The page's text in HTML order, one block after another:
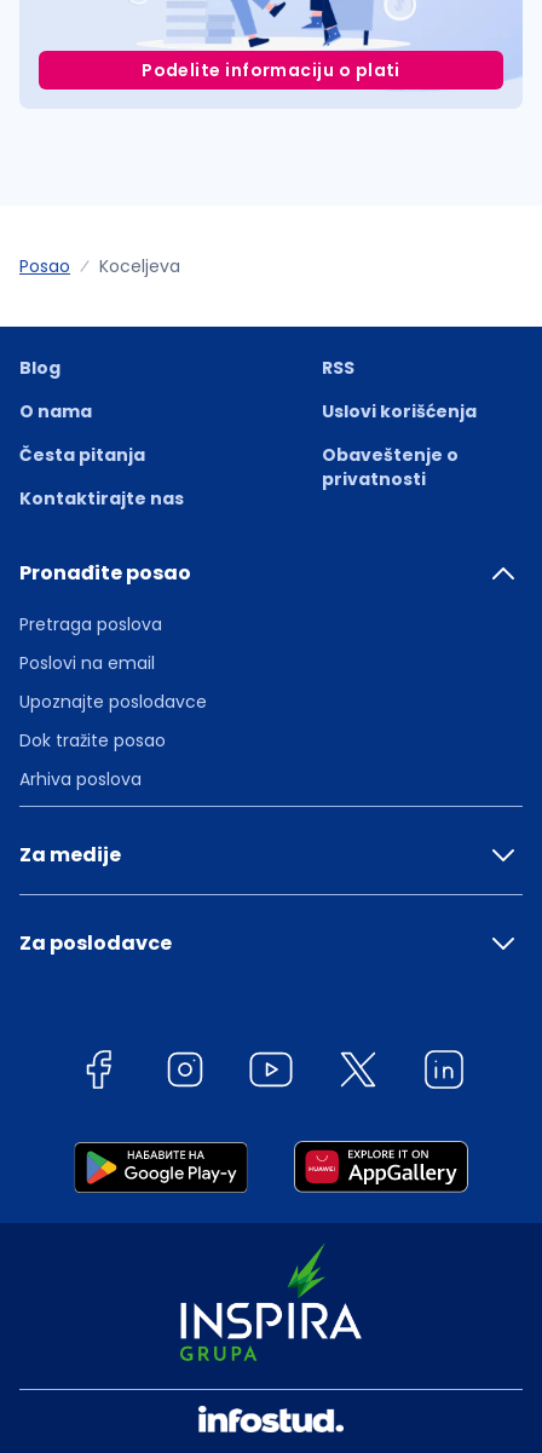
Podelite informaciju o plati
Posao Koceljeva
Blog
O nama
Česta pitanja
Kontaktirajte nas
RSS
Uslovi korišćenja
Obaveštenje o
privatnosti
Pronađite posao
Pretraga poslova
Poslovi na email
Upoznajte poslodavce
Dok tražite posao
Arhiva poslova
Za medije
Za poslodavce